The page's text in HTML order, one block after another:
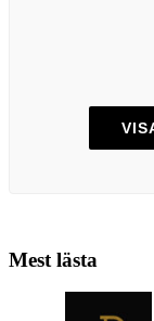
Mest lästa